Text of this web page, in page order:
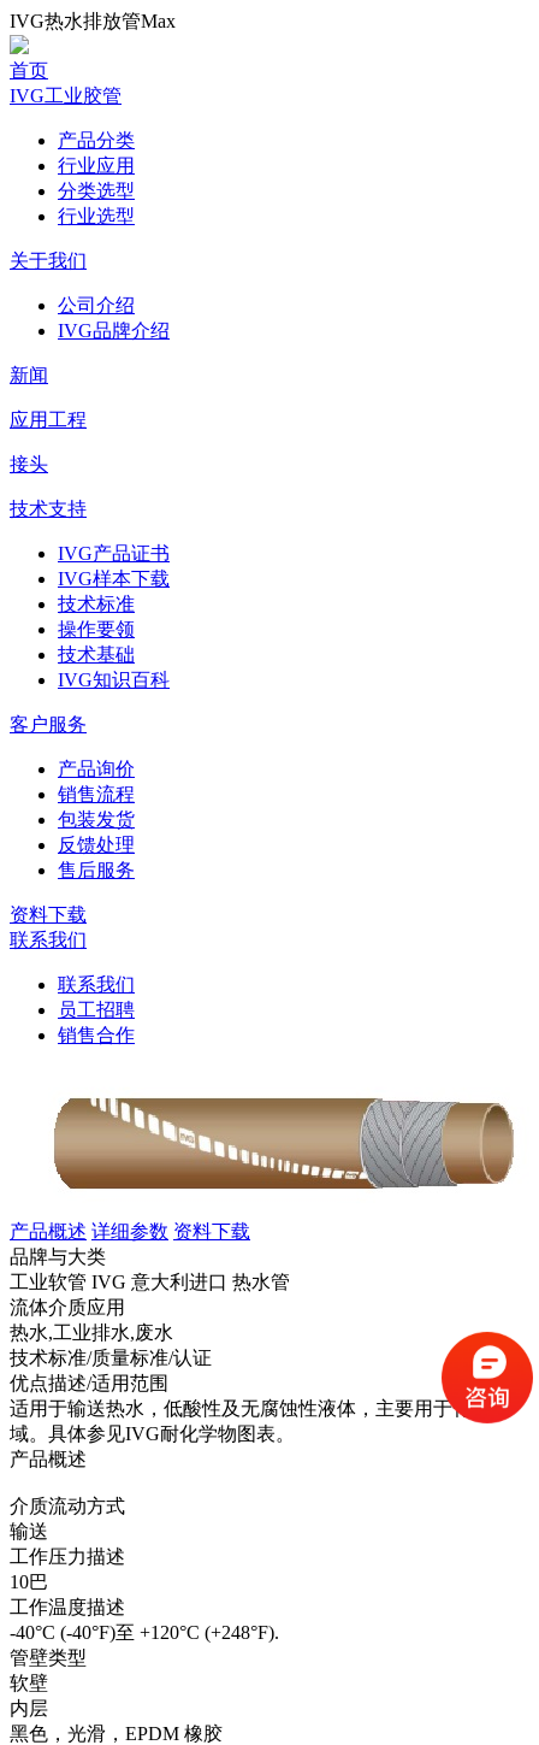
IVG热水排放管Max
首页
IVG工业胶管
产品分类
行业应用
分类选型
行业选型
关于我们
公司介绍
IVG品牌介绍
新闻
应用工程
接头
技术支持
IVG产品证书
IVG样本下载
技术标准
操作要领
技术基础
IVG知识百科
客户服务
产品询价
销售流程
包装发货
反馈处理
售后服务
资料下载
联系我们
联系我们
员工招聘
销售合作
产品概述 详细参数 资料下载
品牌与大类
工业软管 IVG 意大利进口 热水管
流体介质应用
热水,工业排水,废水
技术标准/质量标准/认证
优点描述/适用范围
适用于输送热水，低酸性及无腐蚀性液体，主要用于化工领
域。具体参见IVG耐化学物图表。
产品概述
介质流动方式
输送
工作压力描述
10巴
工作温度描述
-40°C (-40°F)至 +120°C (+248°F).
管壁类型
软壁
内层
黑色，光滑，EPDM 橡胶